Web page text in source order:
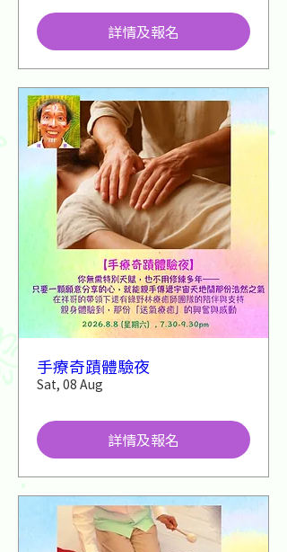
詳情及報名
手療奇蹟體驗夜
Sat, 08 Aug
詳情及報名